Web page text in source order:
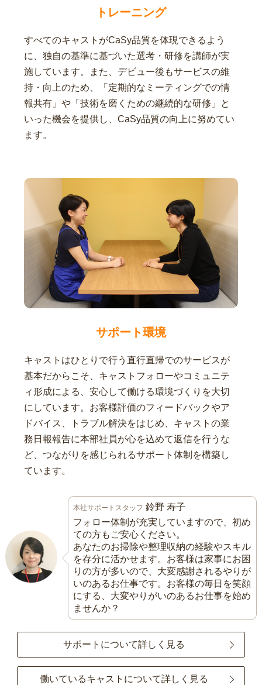
トレーニング
すべてのキャストがCaSy品質を体現できるよう
に、独自の基準に基づいた選考・研修を講師が実
施しています。また、デビュー後もサービスの維
持・向上のため、「定期的なミーティングでの情
報共有」や「技術を磨くための継続的な研修」と
いった機会を提供し、CaSy品質の向上に努めてい
ます。
サポート環境
キャストはひとりで行う直行直帰でのサービスが
基本だからこそ、キャストフォローやコミュニテ
ィ形成による、安心して働ける環境づくりを大切
にしています。お客様評価のフィードバックやア
ドバイス、トラブル解決をはじめ、キャストの業
務日報報告に本部社員が心を込めて返信を行うな
ど、つながりを感じられるサポート体制を構築し
ています。
本社サポートスタッフ 鈴野 寿子
フォロー体制が充実していますので、初め
ての方もご安心ください。
あなたのお掃除や整理収納の経験やスキル
を存分に活かせます。お客様は家事にお困
りの方が多いので、大変感謝されるやりが
いのあるお仕事です。お客様の毎日を笑顔
にする、大変やりがいのあるお仕事を始め
ませんか？
サポートについて詳しく見る
働いているキャストについて詳しく見る